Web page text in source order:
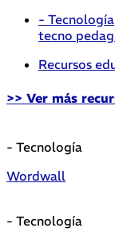
- Tecnología
tecno
Recursos
>> Ver más
- Tecnología
Wordwall
- Tecnología